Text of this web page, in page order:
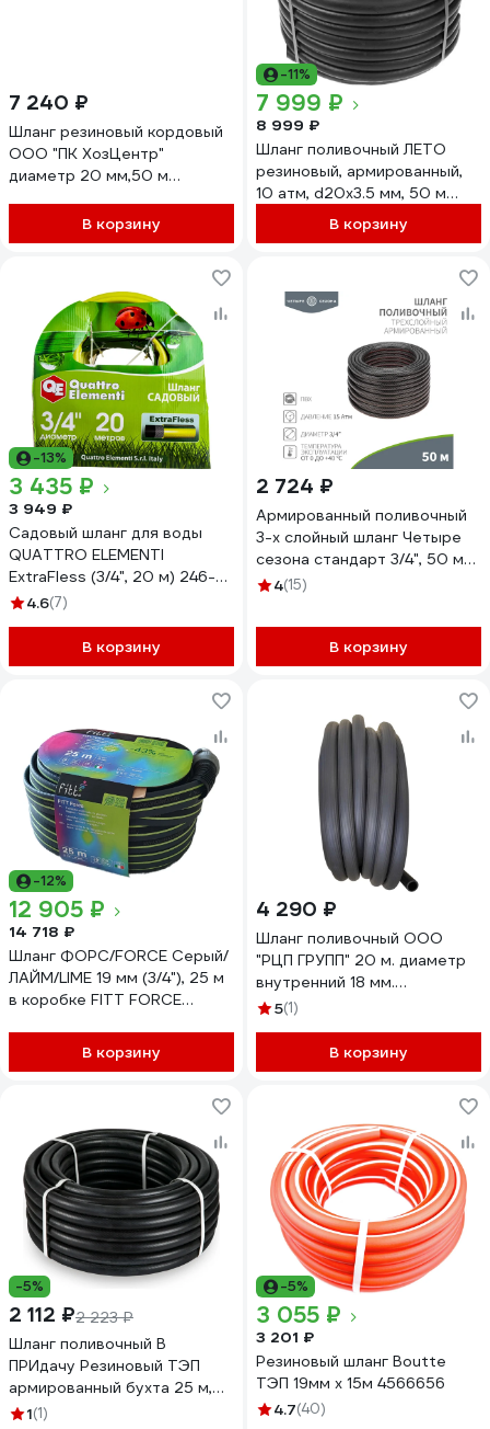
7 240 ₽
Шланг резиновый кордовый
ООО "ПК ХозЦентр"
диаметр 20 мм,50 м
В корзину
-11%
7 999 ₽
8 999 ₽
Шланг поливочный ЛЕТО
резиновый, армированный,
10 атм, d20x3.5 мм, 50 м
В корзину
-13%
3 435 ₽
3 949 ₽
Садовый шланг для воды
QUATTRO ELEMENTI
ExtraFless (3/4", 20 м) 246-
8524.6(7)
В корзину
2 724 ₽
Армированный поливочный
3-х слойный шланг Четыре
сезона стандарт 3/4", 50 м
62-0227
4(15)
В корзину
-12%
12 905 ₽
14 718 ₽
Шланг ФОРС/FORCE Серый/
ЛАЙМ/LIME 19 мм (3/4"), 25 м
в коробке FITT FORCE
В корзину
4 290 ₽
Шланг поливочный ООО
"РЦП ГРУПП" 20 м. диаметр
внутренний 18 мм.
ПГ-00002939
5(1)
В корзину
-5%
2 112 ₽2 223 ₽
Шланг поливочный В
ПРИдачу Резиновый ТЭП
армированный бухта 25 м,
диметр 16 мм 5/8 1201579
1(1)
-5%
3 055 ₽
3 201 ₽
Резиновый шланг Boutte
ТЭП 19мм х 15м 4566656
4.7(40)